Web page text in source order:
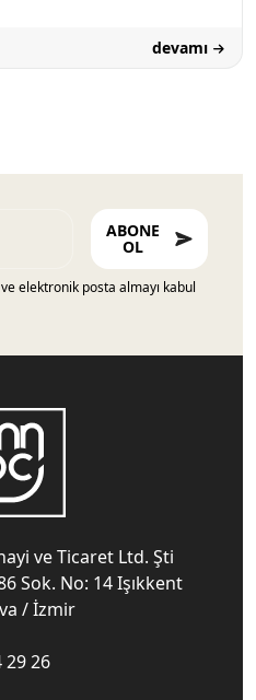
devamı
ABONE
OL
elektronik posta almayı kabul
ve Ticaret Ltd. Şti
Sok. No: 14 Işıkkent
/ İzmir
29 26